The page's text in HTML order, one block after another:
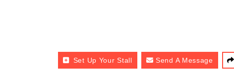
Set Up Your Stall Send A Message